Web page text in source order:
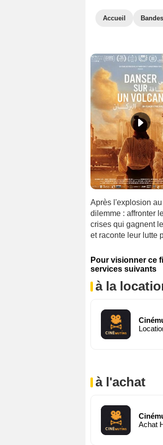
Accueil
Après l'explosion
dilemme : affronter
crises qui gagnent
et raconte leur lutte
Pour visionner ce
services suivants
à la
à l'achat
Achat